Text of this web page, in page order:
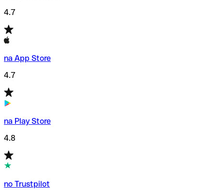
4.7
na App Store
4.7
na Play Store
4.8
no Trustpilot